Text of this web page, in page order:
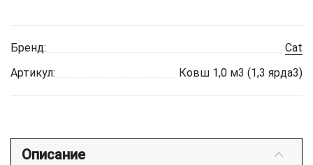
Бренд:
Cat
Артикул:
Ковш 1,0 м3 (1,3 ярда3)
Описание